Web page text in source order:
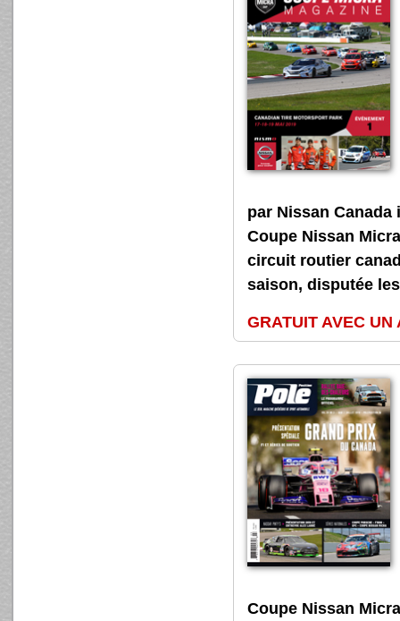
par Nissan
Coupe Nissan
circuit routier
saison, disputée
GRATUIT AVEC UN
Coupe Nissan